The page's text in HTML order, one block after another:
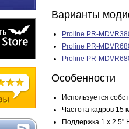
Варианты
Proline PR-
Proline PR-
Proline PR-
Особенности
Используется
Частота кадров 15
Поддержка 1 х 2.5"